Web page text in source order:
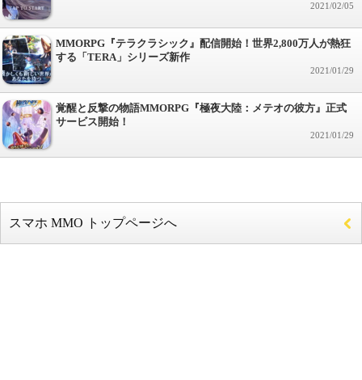
2021/02/05
MMORPG『テラクラシック』配信開始！世界2,800万人が熱狂
する「TERA」シリーズ新作
2021/01/29
覚醒と反撃の物語MMORPG『極夜大陸：メテオの彼方』正式
サービス開始！
2021/01/29
スマホ MMO トップページへ